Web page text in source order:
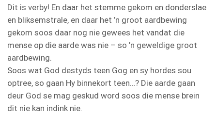
Dit is verby! En daar het stemme gekom en donderslae
en bliksemstrale, en daar het ’n groot aardbewing
gekom soos daar nog nie gewees het vandat die
mense op die aarde was nie – so ’n geweldige groot
aardbewing.
Soos wat God destyds teen Gog en sy hordes sou
optree, so gaan Hy binnekort teen…? Die aarde gaan
deur God se mag geskud word soos die mense brein
dit nie kan indink nie.